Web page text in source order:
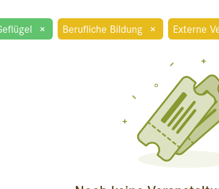
× Berufliche Bildung × Externe